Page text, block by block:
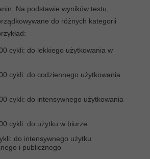
Na podstawie wyników testu,
do różnych kategorii
cykli: do lekkiego użytkowania w
cykli: do codziennego użytkowania
cykli: do intensywnego użytkowania
cykli: do użytku w biurze
do intensywnego użytku
i publicznego